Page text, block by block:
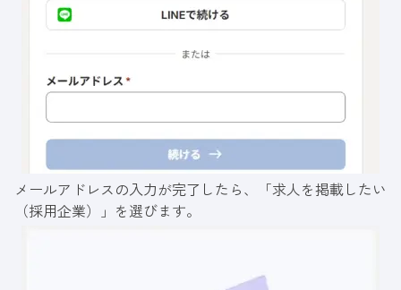
メールアドレスの入力が完了したら、「求人を掲載したい
（採用企業）」を選びます。